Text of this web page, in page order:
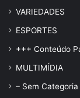
VARIEDADES
ESPORTES
+++ Conteúdo
MULTIMÍDIA
– Sem Categoria